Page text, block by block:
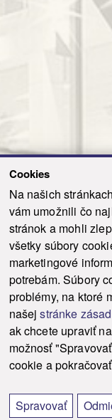
Cookies
Na našich
vám umožnili čo
stránok a mohli
všetky súbory
marketingové
potrebám. Súbory
problémy, na ktoré
našejstránke zásad
ak chcete upraviť
možnosť
cookie a
Spravovať
© 2021-2026 ku.sk.
This site is protected by